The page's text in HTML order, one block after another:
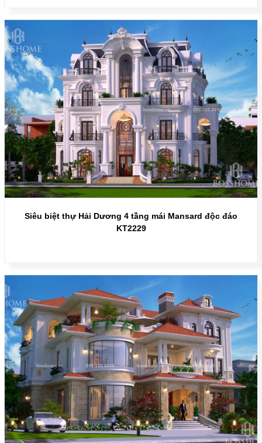
Siêu biệt thự Hải Dương 4 tầng mái Mansard độc đáo
KT2229